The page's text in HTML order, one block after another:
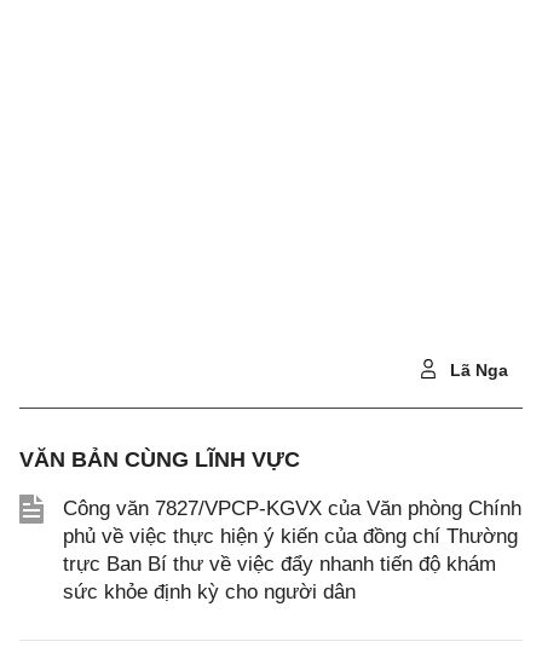
Lã Nga
VĂN BẢN CÙNG LĨNH VỰC
Công văn 7827/VPCP-KGVX của Văn phòng Chính
phủ về việc thực hiện ý kiến của đồng chí Thường
trực Ban Bí thư về việc đẩy nhanh tiến độ khám
sức khỏe định kỳ cho người dân